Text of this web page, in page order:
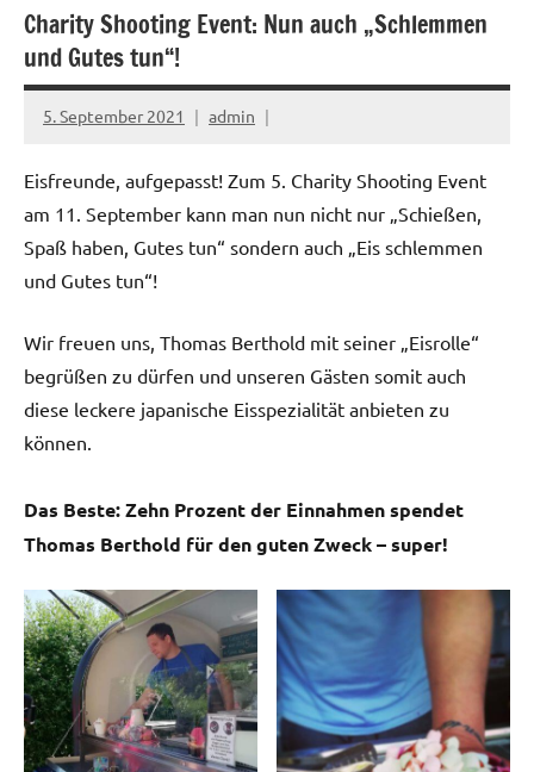
Charity Shooting Event: Nun auch „Schlemmen
und Gutes tun“!
5. September 2021 admin
Eisfreunde, aufgepasst! Zum 5. Charity Shooting Event
am 11. September kann man nun nicht nur „Schießen,
Spaß haben, Gutes tun“ sondern auch „Eis schlemmen
und Gutes tun“!
Wir freuen uns, Thomas Berthold mit seiner „Eisrolle“
begrüßen zu dürfen und unseren Gästen somit auch
diese leckere japanische Eisspezialität anbieten zu
können.
Das Beste: Zehn Prozent der Einnahmen spendet
Thomas Berthold für den guten Zweck – super!